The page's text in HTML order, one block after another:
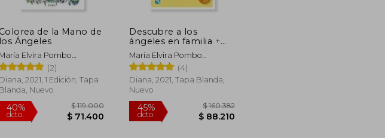
Colorea de la Mano de
los Ángeles
María Elvira Pombo
(2)
Diana, 2021, 1 Edición, Tapa
Blanda, Nuevo
Descubre a los
ángeles en familia +
Cartas
María Elvira Pombo
Marchand
(4)
Diana, 2021, Tapa Blanda,
Nuevo